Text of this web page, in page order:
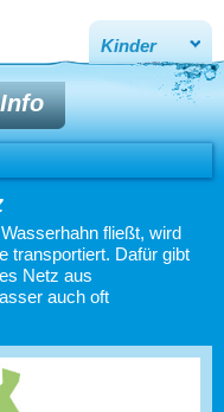
Kinder
Info
fließt, wird
transportiert. Dafür gibt
Netz aus
auch oft